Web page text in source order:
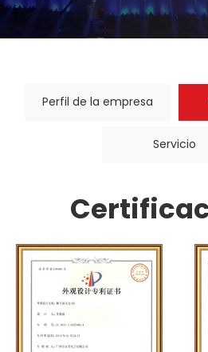
Perfil de la empresa
Servicio